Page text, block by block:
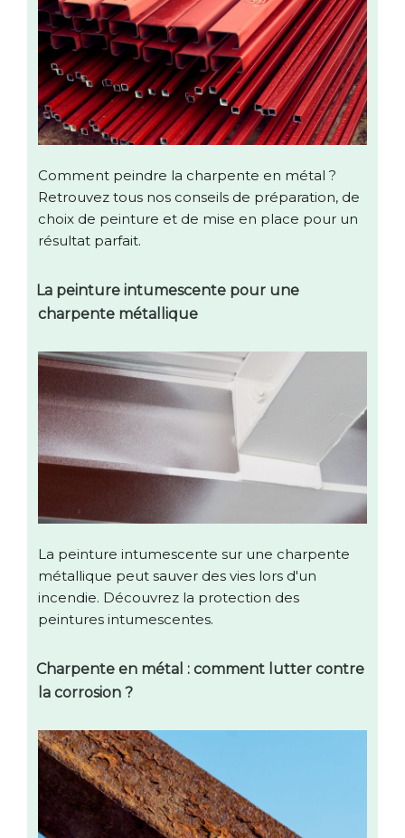
Comment peindre la charpente en métal ?
Retrouvez tous nos conseils de préparation, de
choix de peinture et de mise en place pour un
résultat parfait.
La peinture intumescente pour une
charpente métallique
La peinture intumescente sur une charpente
métallique peut sauver des vies lors d'un
incendie. Découvrez la protection des
peintures intumescentes.
Charpente en métal : comment lutter contre
la corrosion ?